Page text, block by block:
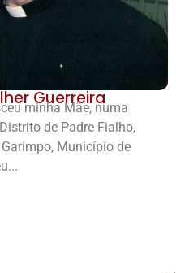
Guerreira
minha Mãe, numa
de Padre Fialho,
Município de